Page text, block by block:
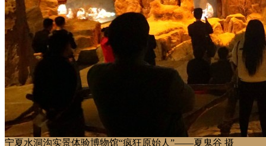
宁夏水洞沟实景体验博物馆“疯狂原始人”——夏鬼谷 摄